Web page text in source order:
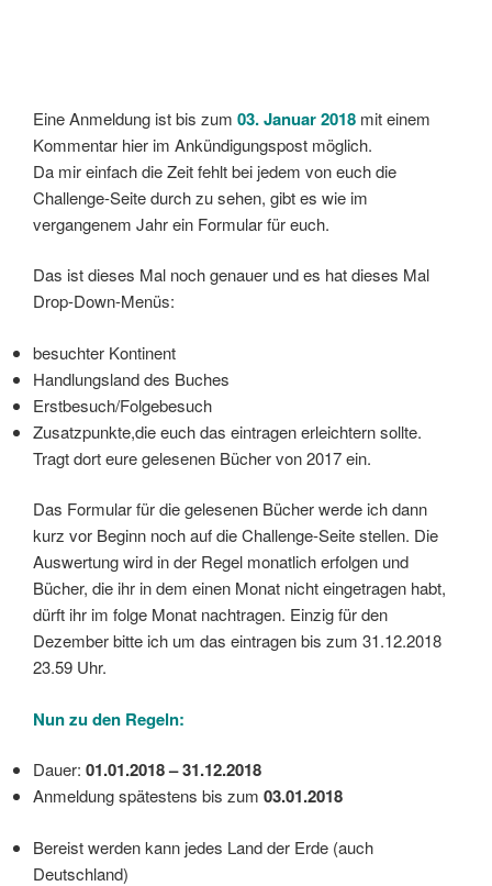
Eine Anmeldung ist bis zum 03. Januar 2018 mit einem
Kommentar hier im Ankündigungspost möglich.
Da mir einfach die Zeit fehlt bei jedem von euch die
Challenge-Seite durch zu sehen, gibt es wie im
vergangenem Jahr ein Formular für euch.
Das ist dieses Mal noch genauer und es hat dieses Mal
Drop-Down-Menüs:
besuchter Kontinent
Handlungsland des Buches
Erstbesuch/Folgebesuch
Zusatzpunkte,die euch das eintragen erleichtern sollte.
Tragt dort eure gelesenen Bücher von 2017 ein.
Das Formular für die gelesenen Bücher werde ich dann
kurz vor Beginn noch auf die Challenge-Seite stellen. Die
Auswertung wird in der Regel monatlich erfolgen und
Bücher, die ihr in dem einen Monat nicht eingetragen habt,
dürft ihr im folge Monat nachtragen. Einzig für den
Dezember bitte ich um das eintragen bis zum 31.12.2018
23.59 Uhr.
Nun zu den Regeln:
Dauer: 01.01.2018 – 31.12.2018
Anmeldung spätestens bis zum 03.01.2018
Bereist werden kann jedes Land der Erde (auch
Deutschland)